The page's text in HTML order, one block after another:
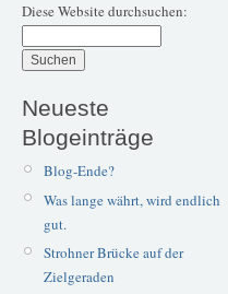
Diese Website durchsuchen:
Neueste
Blogeinträge
Blog-Ende?
Was lange währt, wird endlich
gut.
Strohner Brücke auf der
Zielgeraden